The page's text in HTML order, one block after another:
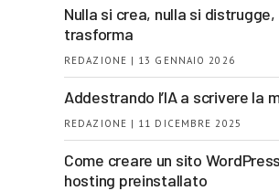
Nulla si crea, nulla si
trasforma
REDAZIONE | 13 GENNAIO 2026
Addestrando l’IA a scrivere la
REDAZIONE | 11 DICEMBRE 2025
Come creare un sito
hosting preinstallato